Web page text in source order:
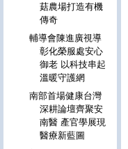
菇農場打造有機
傳奇
輔導會陳進廣視導
彰化榮服處安心
御老 以科技串起
溫暖守護網
南部首場健康台灣
深耕論壇齊聚安
南醫 產官學展現
醫療新藍圖